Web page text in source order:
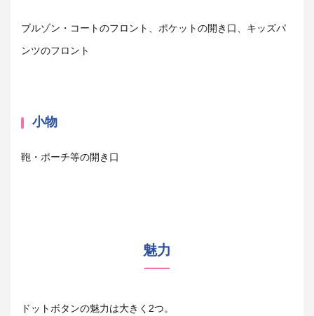
ブルゾン・コートのフロント、ポケットの開き口、キッズパ
ンツのフロント
小物
鞄・ポーチ等の開き口
魅力
ドットボタンの魅力は大きく2つ。